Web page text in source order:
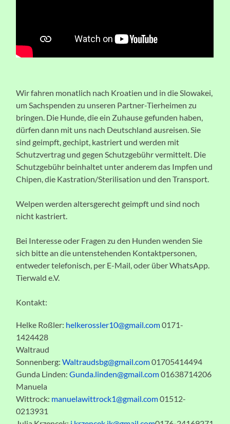
Wir fahren monatlich nach Kroatien und in die Slowakei,
um Sachspenden zu unseren Partner-Tierheimen zu
bringen. Die Hunde, die ein Zuhause gefunden haben,
dürfen dann mit uns nach Deutschland ausreisen. Sie
sind geimpft, gechipt, kastriert und werden mit
Schutzvertrag und gegen Schutzgebühr vermittelt. Die
Schutzgebühr beinhaltet unter anderem das Impfen und
Chipen, die Kastration/Sterilisation und den Transport.
Welpen werden altersgerecht geimpft und sind noch
nicht kastriert.
Bei Interesse oder Fragen zu den Hunden wenden Sie
sich bitte an die untenstehenden Kontaktpersonen,
entweder telefonisch, per E-Mail, oder über WhatsApp.
Tierwald e.V.
Kontakt:
Helke Roßler: helkerossler10@gmail.com0171-
1424428
Waltraud
Sonnenberg:Waltraudsbg@gmail.com01705414494
Gunda Linden:Gunda.linden@gmail.com01638714206
Manuela
Wittrock: manuelawittrock1@gmail.com01512-
0213931